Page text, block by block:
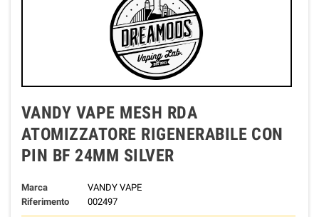
VANDY VAPE MESH RDA
ATOMIZZATORE RIGENERABILE CON
PIN BF 24MM SILVER
Marca
VANDY VAPE
Riferimento
002497